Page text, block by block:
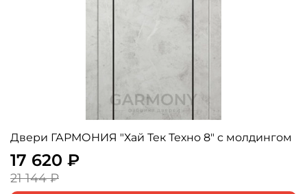
Двери ГАРМОНИЯ "Хай Тек Техно 8" с молдингом
17 620 ₽
21 144 ₽